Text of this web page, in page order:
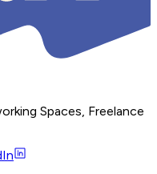
Spaces, Freelance